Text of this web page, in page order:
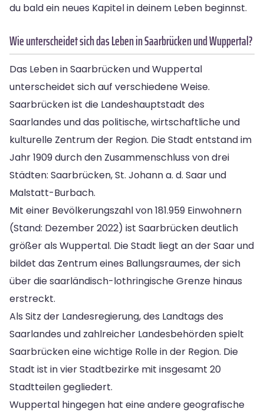
du bald ein neues Kapitel in deinem Leben beginnst.
Wie unterscheidet sich das Leben in Saarbrücken und Wuppertal?
Das Leben in Saarbrücken und Wuppertal
unterscheidet sich auf verschiedene Weise.
Saarbrücken ist die Landeshauptstadt des
Saarlandes und das politische, wirtschaftliche und
kulturelle Zentrum der Region. Die Stadt entstand im
Jahr 1909 durch den Zusammenschluss von drei
Städten: Saarbrücken, St. Johann a. d. Saar und
Malstatt-Burbach.
Mit einer Bevölkerungszahl von 181.959 Einwohnern
(Stand: Dezember 2022) ist Saarbrücken deutlich
größer als Wuppertal. Die Stadt liegt an der Saar und
bildet das Zentrum eines Ballungsraumes, der sich
über die saarländisch-lothringische Grenze hinaus
erstreckt.
Als Sitz der Landesregierung, des Landtags des
Saarlandes und zahlreicher Landesbehörden spielt
Saarbrücken eine wichtige Rolle in der Region. Die
Stadt ist in vier Stadtbezirke mit insgesamt 20
Stadtteilen gegliedert.
Wuppertal hingegen hat eine andere geografische